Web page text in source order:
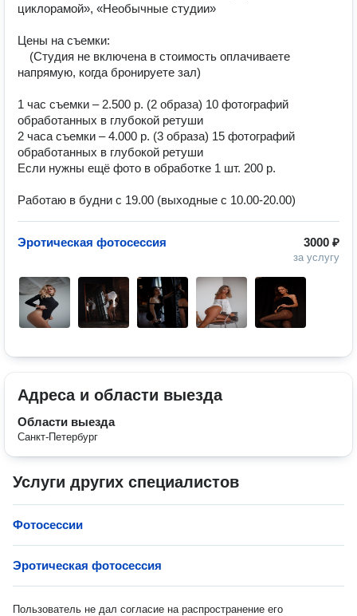
циклорамой», «Необычные студии» ⠀
Цены на съемки: ⠀
⠀ (Студия не включена в стоимость оплачиваете
напрямую, когда бронируете зал) ⠀
1 час съемки – 2.500 р. (2 образа) 10 фотографий
обработанных в глубокой ретуши
2 часа съемки – 4.000 р. (3 образа) 15 фотографий
обработанных в глубокой ретуши
Если нужны ещё фото в обработке 1 шт. 200 р.
Работаю в будни с 19.00 (выходные с 10.00-20.00)
3000 ₽
за услугу
Эротическая фотосессия
Адреса и области выезда
Области выезда
Санкт-Петербург
Услуги других специалистов
Фотосессии
Эротическая фотосессия
Пользователь не дал согласие на распространение его